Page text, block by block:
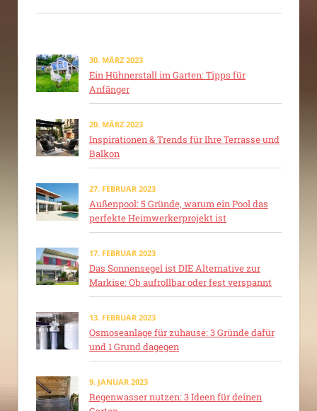
30. MÄRZ 2023
Ein Hühnerstall im Garten: Tipps für
Anfänger
20. MÄRZ 2023
Inspirationen & Trends für Ihre Terrasse und
Balkon
27. FEBRUAR 2023
Außenpool: 5 Gründe, warum ein Pool das
perfekte Heimwerkerprojekt ist
17. FEBRUAR 2023
Das Sonnensegel ist DIE Alternative zur
Markise: Ob aufrollbar oder fest verspannt
13. FEBRUAR 2023
Osmoseanlage für zuhause: 3 Gründe dafür
und 1 Grund dagegen
9. JANUAR 2023
Regenwasser nutzen: 3 Ideen für deinen